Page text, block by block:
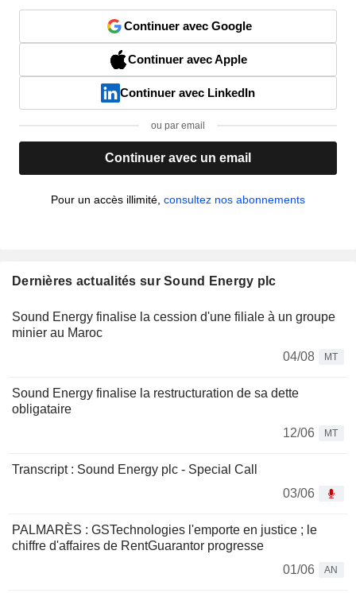
Continuer avec Google
Continuer avec Apple
Continuer avec LinkedIn
ou par email
Continuer avec un email
Pour un accès illimité, consultez nos abonnements
Dernières actualités sur Sound Energy plc
Sound Energy finalise la cession d'une filiale à un groupe
minier au Maroc
04/08
MT
Sound Energy finalise la restructuration de sa dette
obligataire
12/06
MT
Transcript : Sound Energy plc - Special Call
03/06
PALMARÈS : GSTechnologies l'emporte en justice ; le
chiffre d'affaires de RentGuarantor progresse
01/06
AN